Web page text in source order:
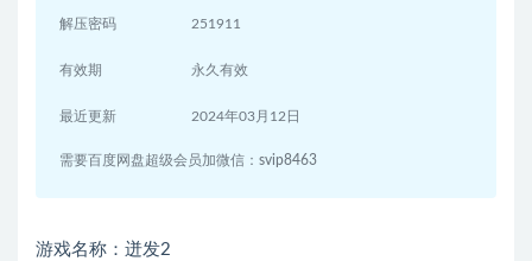
解压密码 251911
有效期 永久有效
最近更新 2024年03月12日
需要百度网盘超级会员加微信：svip8463
游戏名称：迸发2